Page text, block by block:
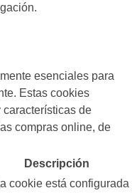
esenciales para
Estas cookies
de
compras online, de
Descripción
cookie está configurada